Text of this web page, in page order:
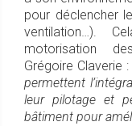
pour déclencher
ventilation…).
motorisation
Grégoire Claverie :
permettent
leur pilotage et
bâtiment pour